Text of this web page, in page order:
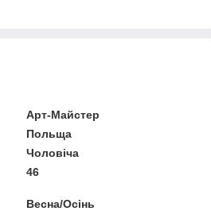
Арт-Майстер
Польща
Чоловіча
46
Весна/Осінь